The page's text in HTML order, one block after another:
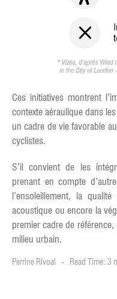
Ces initiatives montrent
contexte aéraulique dans
un cadre de vie favorable
cyclistes.
S’il convient de les
prenant en compte
l’ensoleillement, la
acoustique ou encore la
premier cadre de
milieu urbain.
Perrine Rivoal Read Time: 3